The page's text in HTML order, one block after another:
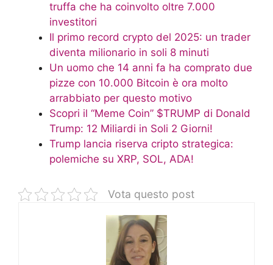
truffa che ha coinvolto oltre 7.000
investitori
Il primo record crypto del 2025: un trader
diventa milionario in soli 8 minuti
Un uomo che 14 anni fa ha comprato due
pizze con 10.000 Bitcoin è ora molto
arrabbiato per questo motivo
Scopri il “Meme Coin” $TRUMP di Donald
Trump: 12 Miliardi in Soli 2 Giorni!
Trump lancia riserva cripto strategica:
polemiche su XRP, SOL, ADA!
Vota questo post